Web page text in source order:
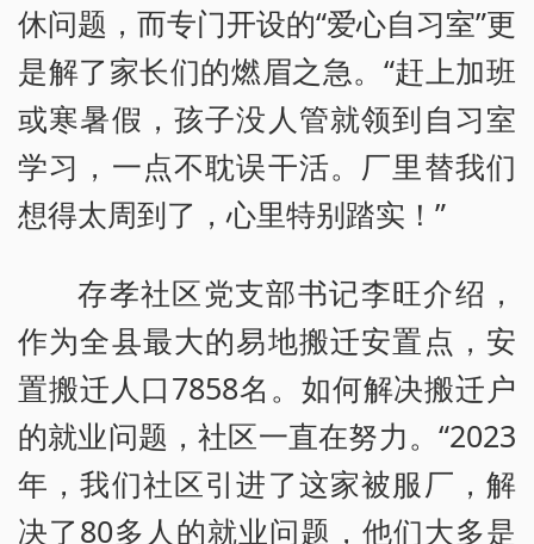
休问题，而专门开设的“爱心自习室”更
是解了家长们的燃眉之急。“赶上加班
或寒暑假，孩子没人管就领到自习室
学习，一点不耽误干活。厂里替我们
想得太周到了，心里特别踏实！”
存孝社区党支部书记李旺介绍，
作为全县最大的易地搬迁安置点，安
置搬迁人口7858名。如何解决搬迁户
的就业问题，社区一直在努力。“2023
年，我们社区引进了这家被服厂，解
决了80多人的就业问题，他们大多是